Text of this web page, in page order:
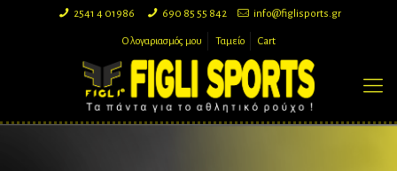
2541 4 01986 690 85 55 842 info@figlisports.gr
Ο λογαριασμός μου Ταμείο Cart